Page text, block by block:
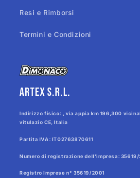
Resi e Rimborsi
Termini e Condizioni
Artex s.r.l.
Indirizzo fisico: , via appia km 196,300
vitulazio CE, Italia
Partita IVA: IT02763870611
Numero di registrazione dell'impresa: 35619/
Registro Imprese n° 35619/2001